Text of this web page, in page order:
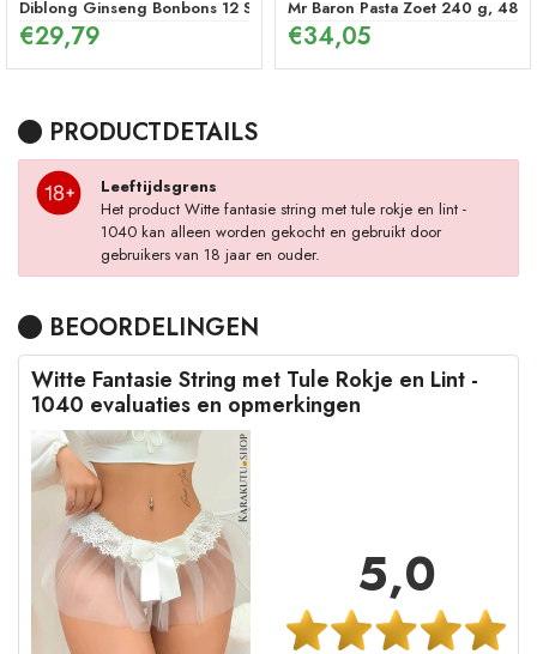
Diblong Ginseng Bonbons 12 Stuks
€29,79
Mr Baron Pasta Zoet 240 g, 48
€34,05
PRODUCTDETAILS
Leeftijdsgrens
Het product Witte fantasie string met tule rokje en lint -
1040 kan alleen worden gekocht en gebruikt door
gebruikers van 18 jaar en ouder.
BEOORDELINGEN
Witte Fantasie String met Tule Rokje en Lint -
1040 evaluaties en opmerkingen
5,0